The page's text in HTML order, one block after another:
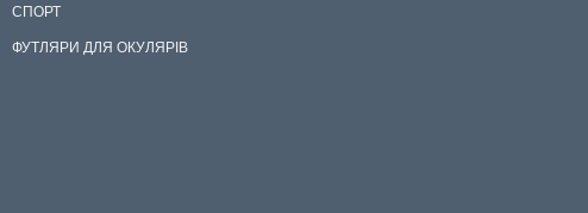
СПОРТ
ФУТЛЯРИ ДЛЯ ОКУЛЯРІВ